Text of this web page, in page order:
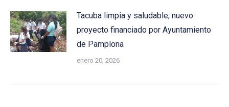
Tacuba limpia y saludable; nuevo
proyecto financiado por Ayuntamiento
de Pamplona
enero 20, 2026